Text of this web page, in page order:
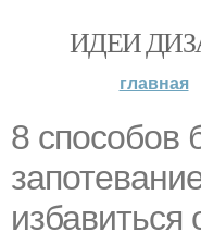
ИДЕИ
главная
8 способов
избавиться